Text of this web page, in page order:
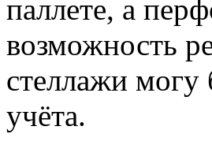
паллете, а
возможность
стеллажи могу
учёта.